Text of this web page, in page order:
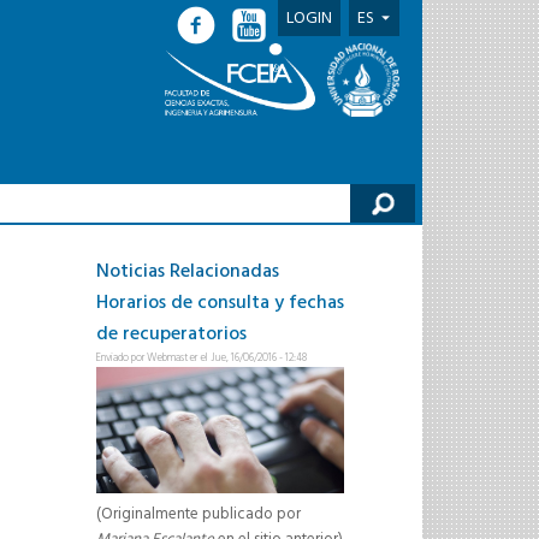
LOGIN ES
Noticias Relacionadas
Horarios de consulta y fechas
de recuperatorios
Enviado porWebmasterel Jue, 16/06/2016 - 12:48
(Originalmente publicado por